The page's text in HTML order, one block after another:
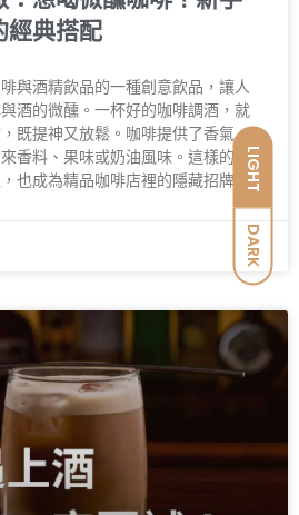
LIGHT
DARK
經典搭配
與酒精飲品的一種創意飲品，讓人
酒的微醺。一杯好的咖啡調酒，就
既提神又放鬆。咖啡提供了香氣、
香料、果味或奶油風味。這樣的組
也成為精品咖啡店裡的隱藏招牌。